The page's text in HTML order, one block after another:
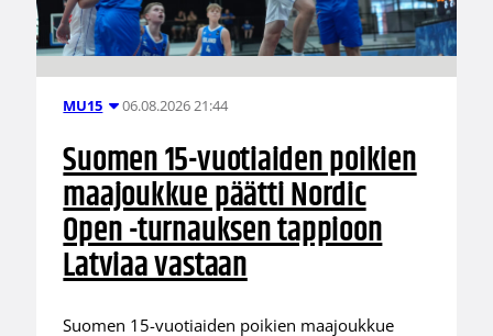
MU15 06.08.2026 21:44
Suomen 15-vuotiaiden poikien
maajoukkue päätti Nordic
Open -turnauksen tappioon
Latviaa vastaan
Suomen 15-vuotiaiden poikien maajoukkue